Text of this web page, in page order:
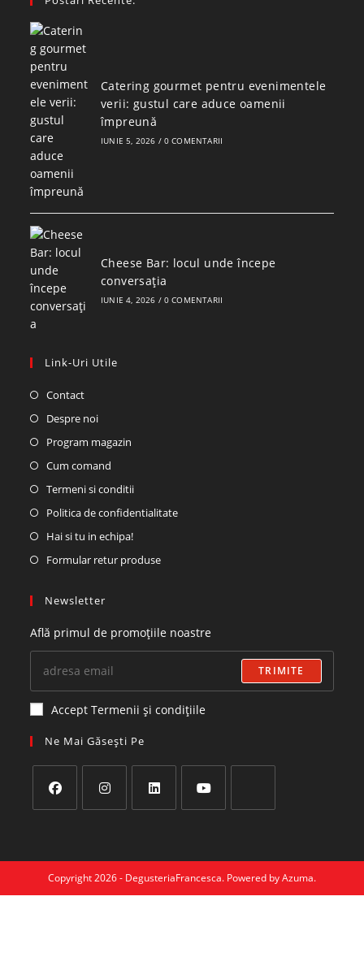
Catering gourmet pentru evenimentele
verii: gustul care aduce oamenii
împreună
IUNIE 5, 2026 / 0 COMENTARII
Cheese Bar: locul unde începe
conversația
IUNIE 4, 2026 / 0 COMENTARII
Link-Uri Utile
Contact
Despre noi
Program magazin
Cum comand
Termeni si conditii
Politica de confidentialitate
Hai si tu in echipa!
Formular retur produse
Newsletter
Află primul de promoțiile noastre
TRIMITE
Accept Termenii și condițiile
Ne Mai Găsești Pe
Copyright 2026 - DegusteriaFrancesca. Powered byAzuma.